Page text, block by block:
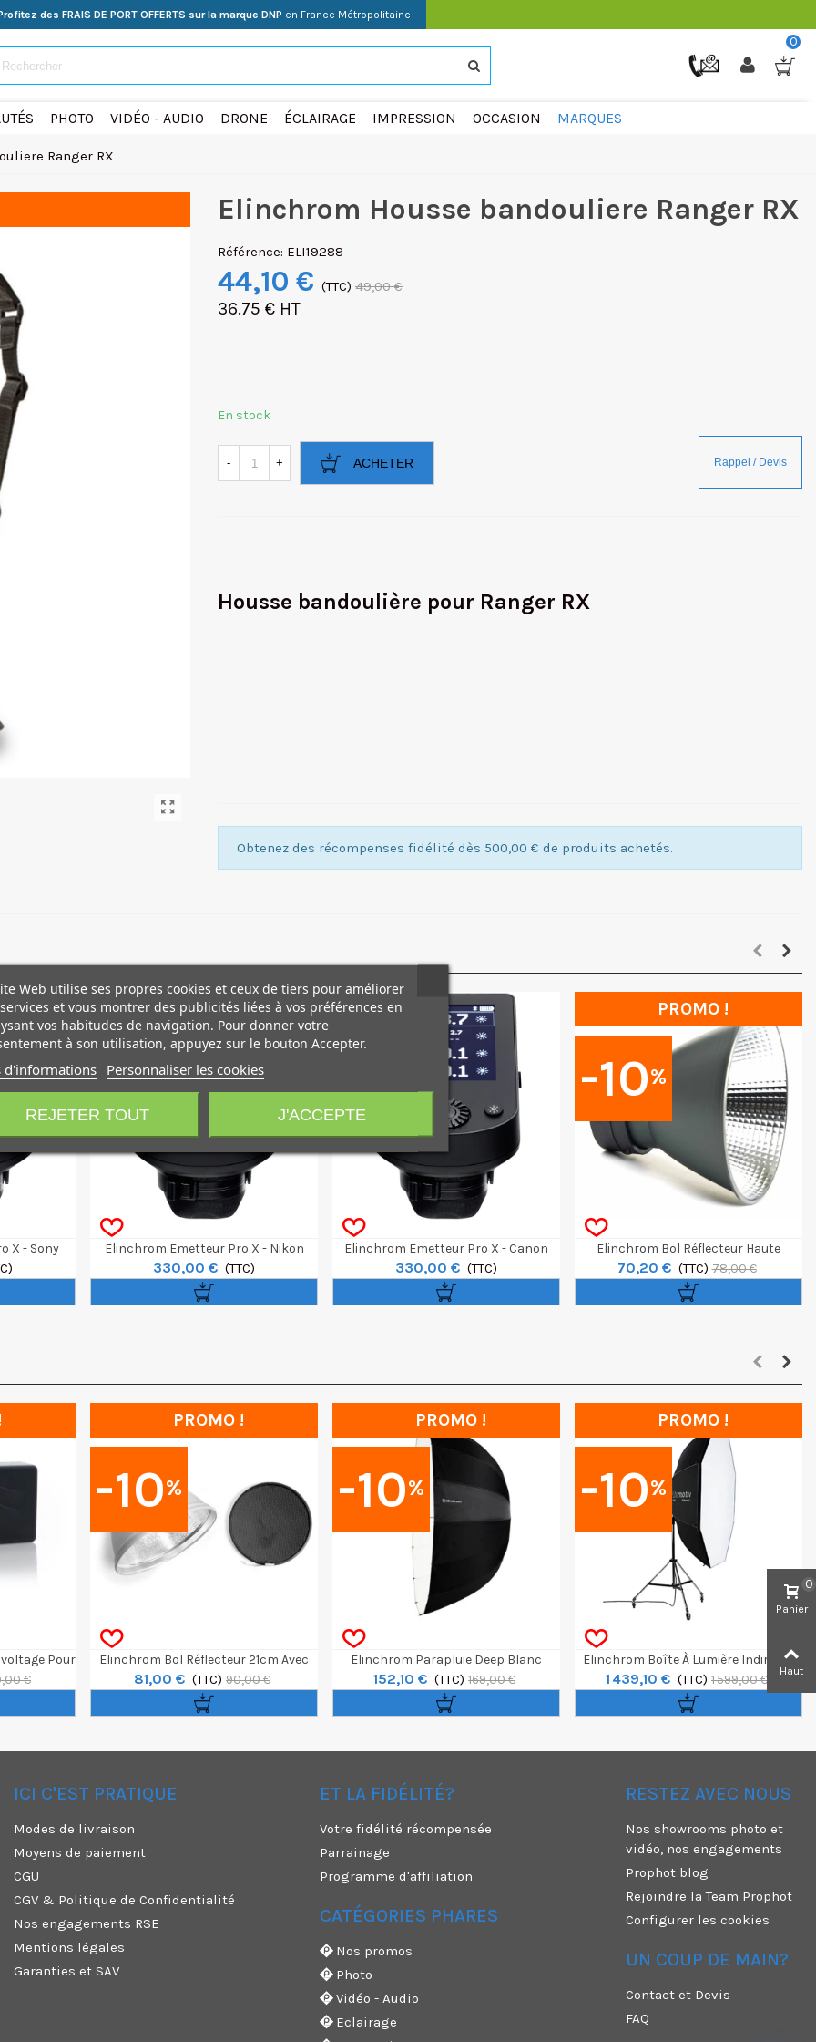
des FRAIS DE PORT OFFERTS sur la marque DNP en France Métropolitaine
0
PHOTO VIDÉO - AUDIO DRONE ÉCLAIRAGE IMPRESSION OCCASION MARQUES
Ranger RX
Elinchrom Housse bandouliere Ranger RX
Référence: ELI19288
44,10 € (TTC) 49,00 €
36.75 € HT
En stock
- + ACHETER
Housse bandoulière pour Ranger RX
Obtenez des récompenses fidélité dès 500,00 € de produits achetés.
X - Sony Elinchrom Emetteur Pro X - Nikon
330,00 € (TTC)
Elinchrom Emetteur Pro X - Canon
330,00 € (TTC)
-10%
PROMO !
Elinchrom Bol Réflecteur Haute
Performance OCF
70,20 € (TTC) 78,00 €
Pour
€
-10%
PROMO !
Elinchrom Bol Réflecteur 21cm Avec
Grille 30°
81,00 € (TTC) 90,00 €
-10%
PROMO !
Elinchrom Parapluie Deep Blanc
125cm
152,10 € (TTC) 169,00 €
-10%
PROMO !
Elinchrom Boîte À Lumière Indirecte
Litemotiv Octa 190cm
1 439,10 € (TTC) 1 599,00 €
ICI C'EST PRATIQUE
Modes de livraison
Moyens de paiement
CGU
CGV & Politique de Confidentialité
Nos engagements RSE
Mentions légales
Garanties et SAV
ET LA FIDÉLITÉ?
Votre fidélité récompensée
Parrainage
Programme d'affiliation
CATÉGORIES PHARES
Nos promos
Photo
Vidéo - Audio
Eclairage
RESTEZ AVEC NOUS
Nos showrooms photo et
vidéo, nos engagements
Prophot blog
Rejoindre la Team Prophot
Configurer les cookies
UN COUP DE MAIN?
Contact et Devis
FAQ
Web utilise ses propres cookies et ceux de tiers pour améliorer
et vous montrer des publicités liées à vos préférences en
vos habitudes de navigation. Pour donner votre
à son utilisation, appuyez sur le bouton Accepter.
d'informations Personnaliser les cookies
REJETER TOUT J'ACCEPTE
Panier
0
Haut